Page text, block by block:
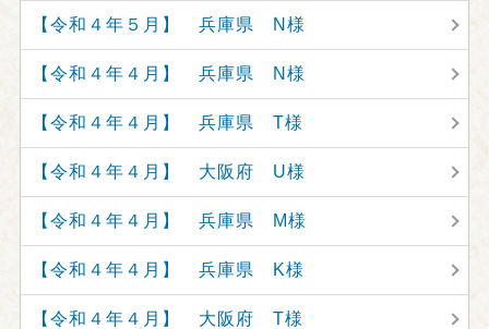
【令和４年５月】 兵庫県 N様
【令和４年４月】 兵庫県 N様
【令和４年４月】 兵庫県 T様
【令和４年４月】 大阪府 U様
【令和４年４月】 兵庫県 M様
【令和４年４月】 兵庫県 K様
【令和４年４月】 大阪府 T様